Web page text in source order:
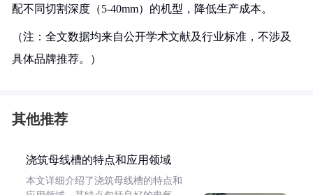
配不同切割深度（5-40mm）的机型，降低生产成本。
（注：全文数据均来自公开学术文献及行业标准，不涉及
具体品牌推荐。）
其他推荐
浇筑母线槽的特点和应用领域
本文详细介绍了浇筑母线槽的特点和